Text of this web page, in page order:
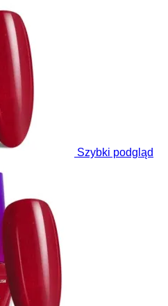
Szybki podgląd